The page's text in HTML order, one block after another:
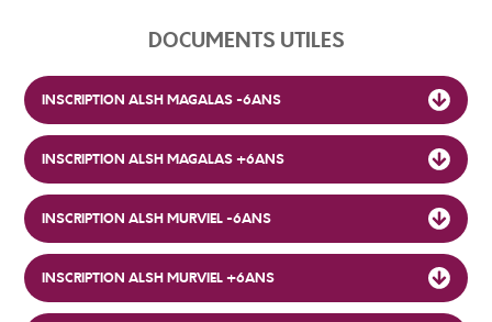
DOCUMENTS UTILES
INSCRIPTION ALSH MAGALAS -6ANS
INSCRIPTION ALSH MAGALAS +6ANS
INSCRIPTION ALSH MURVIEL -6ANS
INSCRIPTION ALSH MURVIEL +6ANS